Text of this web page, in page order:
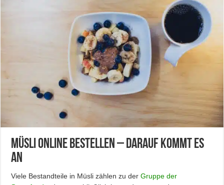
Müsli online bestellen – Darauf kommt es
an
Viele Bestandteile in Müsli zählen zu derGruppe der